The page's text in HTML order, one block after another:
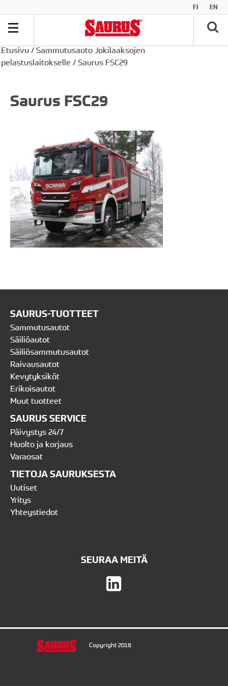
FI EN
Etusivu / Sammutusauto Jokilaaksojen
pelastuslaitokselle / Saurus FSC29
Saurus FSC29
SAURUS-TUOTTEET
Sammutusautot
Säiliöautot
Säiliösammutusautot
Raivausautot
Kevytyksiköt
Erikoisautot
Muut tuotteet
SAURUS SERVICE
Päivystys 24/7
Huolto ja korjaus
Varaosat
TIETOJA SAURUKSESTA
Uutiset
Yritys
Yhteystiedot
SEURAA MEITÄ
Copyright 2018